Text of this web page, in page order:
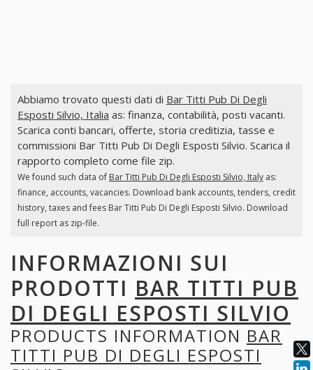
Abbiamo trovato questi dati di Bar Titti Pub Di Degli
Esposti Silvio, Italia as: finanza, contabilità, posti vacanti.
Scarica conti bancari, offerte, storia creditizia, tasse e
commissioni Bar Titti Pub Di Degli Esposti Silvio. Scarica il
rapporto completo come file zip.
We found such data of Bar Titti Pub Di Degli Esposti Silvio, Italyas:
finance, accounts, vacancies. Download bank accounts, tenders, credit
history, taxes and fees Bar Titti Pub Di Degli Esposti Silvio. Download
full report as zip-file.
INFORMAZIONI SUI
PRODOTTI BAR TITTI PUB
DI DEGLI ESPOSTI SILVIO
PRODUCTS INFORMATION BAR
TITTI PUB DI DEGLI ESPOSTI